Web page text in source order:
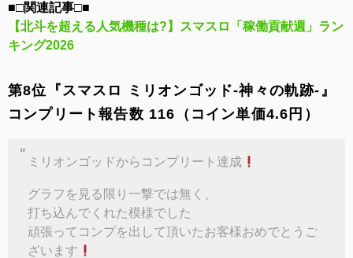
■□関連記事□■
【北斗を超える人気機種は?】スマスロ「稼働貢献週」ラン
キング2026
第8位『スマスロ ミリオンゴッド‐神々の軌跡‐』
コンプリート報告数 116（コイン単価4.6円）
ミリオンゴッドからコンプリート達成
グラフを見る限り一撃では無く、
打ち込んでくれた模様でした
頑張ってコンプを出して頂いたお客様おめでとうご
ざいます